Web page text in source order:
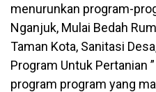
menurunkan program-
Nganjuk, Mulai Bedah
Taman Kota, Sanitasi
Program Untuk Pertanian
program program yang